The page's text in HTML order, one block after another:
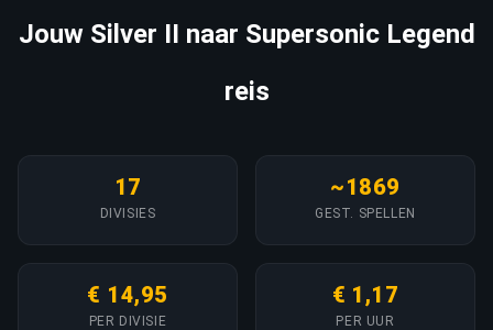
Jouw Silver II naar Supersonic Legend
reis
17
DIVISIES
~1869
GEST. SPELLEN
€ 14,95
PER DIVISIE
€ 1,17
PER UUR